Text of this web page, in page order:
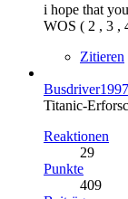
i hope that
WOS ( 2 , 3 ,
Zitieren
Busdriver1997
Titanic-
Reaktionen
29
Punkte
409